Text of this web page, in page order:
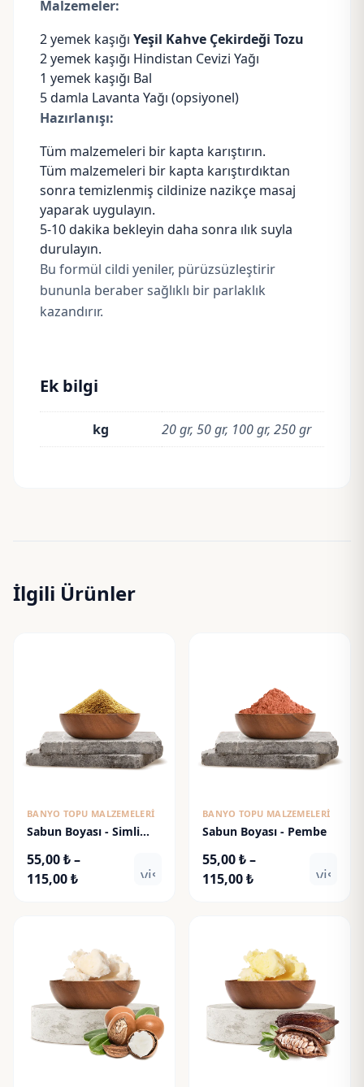
Malzemeler:
2 yemek kaşığı Yeşil Kahve Çekirdeği Tozu
2 yemek kaşığı Hindistan Cevizi Yağı
1 yemek kaşığı Bal
5 damla Lavanta Yağı (opsiyonel)
Hazırlanışı:
Tüm malzemeleri bir kapta karıştırın.
Tüm malzemeleri bir kapta karıştırdıktan
sonra temizlenmiş cildinize nazikçe masaj
yaparak uygulayın.
5-10 dakika bekleyin daha sonra ılık suyla
durulayın.
Bu formül cildi yeniler, pürüzsüzleştirir
bununla beraber sağlıklı bir parlaklık
kazandırır.
Ek bilgi
kg 20 gr, 50 gr, 100 gr, 250 gr
İlgili Ürünler
BANYO TOPU MALZEMELERI
Sabun Boyası - Simli
55,00₺–
115,00₺Fiyat
115,00 ₺
visibility
BANYO TOPU MALZEMELERI
Sabun Boyası - Pembe
55,00₺–
115,00₺Fiyat
115,00 ₺